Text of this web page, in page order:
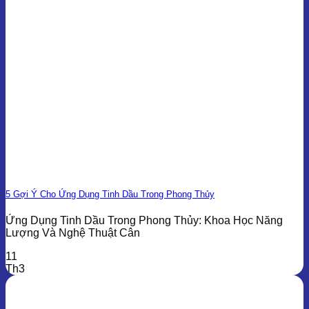
5 Gợi Ý Cho Ứng Dụng Tinh Dầu Trong Phong Thủy
Ứng Dụng Tinh Dầu Trong Phong Thủy: Khoa Học Năng
Lượng Và Nghệ Thuật Cân
11
Th3